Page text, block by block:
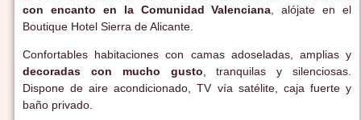
con encanto en la Comunidad Valenciana , alójate en el
Boutique Hotel Sierra de Alicante.
Confortables habitaciones con camas adoseladas, amplias y
decoradas con mucho gusto, tranquilas y silenciosas.
Dispone de aire acondicionado, TV vía satélite, caja fuerte y
baño privado.